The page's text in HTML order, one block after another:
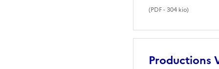
(PDF- 304 kio)
Productions